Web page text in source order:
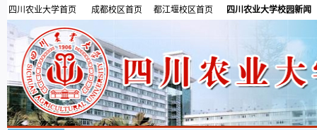
四川农业大学首页 成都校区首页 都江堰校区首页 四川农业大学校园新闻